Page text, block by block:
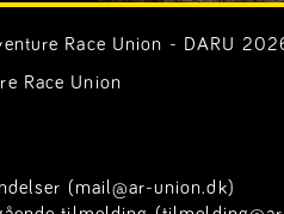
Race Union - DARU
Race Union
(mail@ar-union.dk)